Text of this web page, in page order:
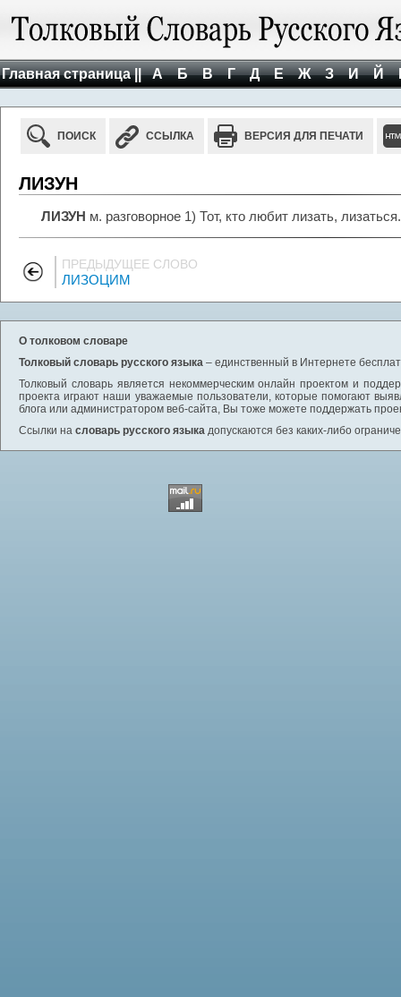
Главная страница || А Б В Г Д Е Ж З И Й
ПОИСК ССЫЛКА ВЕРСИЯ ДЛЯ ПЕЧАТИ
ЛИЗУН
ЛИЗУН м. разговорное 1) Тот, кто любит лизать,
ПРЕДЫДУЩЕЕ СЛОВО
ЛИЗОЦИМ
О толковом словаре
Толковый словарь русского языка – единственный в Интернете
Толковый словарь является некоммерческим онлайн проектом и
проекта играют наши уважаемые пользователи, которые помогают
блога или администратором веб-сайта, Вы тоже можете поддержать
Ссылки на словарь русского языка допускаются без каких-либо